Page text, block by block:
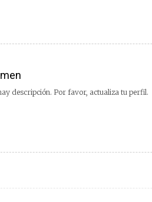
descripción. Por favor, actualiza tu perfil.